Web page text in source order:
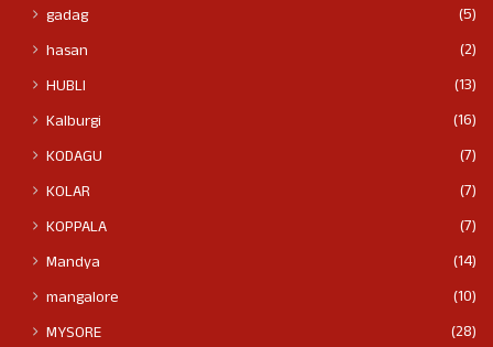
gadag
(5)
hasan
(2)
HUBLI
(13)
Kalburgi
(16)
KODAGU
(7)
KOLAR
(7)
KOPPALA
(7)
Mandya
(14)
mangalore
(10)
MYSORE
(28)